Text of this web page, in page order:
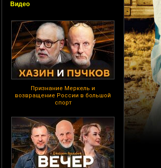
Видео
Признание Меркель и
возвращение России в большой
спорт